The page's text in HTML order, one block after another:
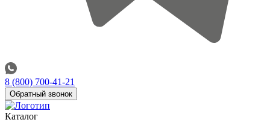
8 (800) 700-41-21
Обратный звонок
Каталог